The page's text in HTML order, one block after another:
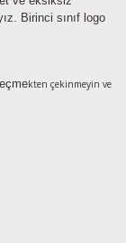
Birinci sınıf logo
kten çekinmeyin ve